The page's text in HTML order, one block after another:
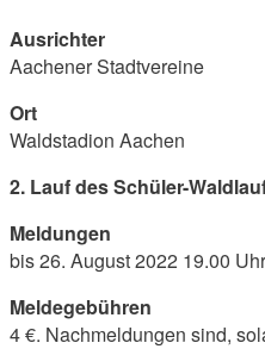
Ausrichter
Aachener Stadtvereine
Ort
Waldstadion Aachen
2. Lauf des Schüler-
Meldungen
bis 26. August 2022 19.00
Meldegebühren
4 €. Nachmeldungen sind,